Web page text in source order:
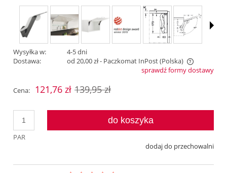
Wysyłka w:
4-5 dni
Dostawa:
od 20,00 zł- Paczkomat InPost(Polska)
Cena nie zawiera ewentualnych kosztów płatnościsprawdź formy dostawy
Cena: 121,76 zł 139,95 zł
PAR
do koszyka
dodaj do przechowalni